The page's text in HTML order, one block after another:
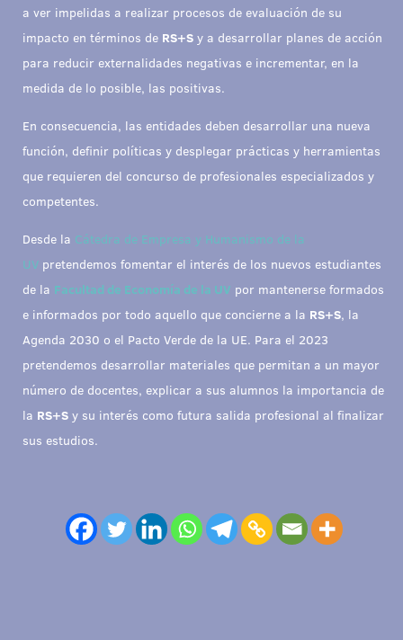
a ver impelidas a realizar procesos de evaluación de su
impacto en términos de RS+S y a desarrollar planes de acción
para reducir externalidades negativas e incrementar, en la
medida de lo posible, las positivas.
En consecuencia, las entidades deben desarrollar una nueva
función, definir políticas y desplegar prácticas y herramientas
que requieren del concurso de profesionales especializados y
competentes.
Desde la Cátedra de Empresa y Humanismo de la
UV pretendemos fomentar el interés de los nuevos estudiantes
de la Facultad de Economía de la UV por mantenerse formados
e informados por todo aquello que concierne a la RS+S, la
Agenda 2030 o el Pacto Verde de la UE. Para el 2023
pretendemos desarrollar materiales que permitan a un mayor
número de docentes, explicar a sus alumnos la importancia de
la RS+S y su interés como futura salida profesional al finalizar
sus estudios.